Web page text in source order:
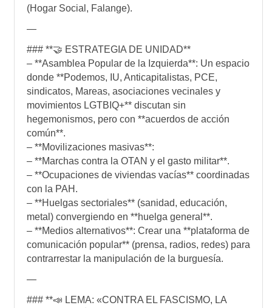
(Hogar Social, Falange).
—
### **🤝 ESTRATEGIA DE UNIDAD**
– **Asamblea Popular de la Izquierda**: Un espacio
donde **Podemos, IU, Anticapitalistas, PCE,
sindicatos, Mareas, asociaciones vecinales y
movimientos LGTBIQ+** discutan sin
hegemonismos, pero con **acuerdos de acción
común**.
– **Movilizaciones masivas**:
– **Marchas contra la OTAN y el gasto militar**.
– **Ocupaciones de viviendas vacías** coordinadas
con la PAH.
– **Huelgas sectoriales** (sanidad, educación,
metal) convergiendo en **huelga general**.
– **Medios alternativos**: Crear una **plataforma de
comunicación popular** (prensa, radios, redes) para
contrarrestar la manipulación de la burguesía.
—
### **📣 LEMA: «CONTRA EL FASCISMO, LA